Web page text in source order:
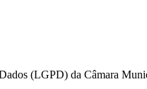
(LGPD) da Câmara